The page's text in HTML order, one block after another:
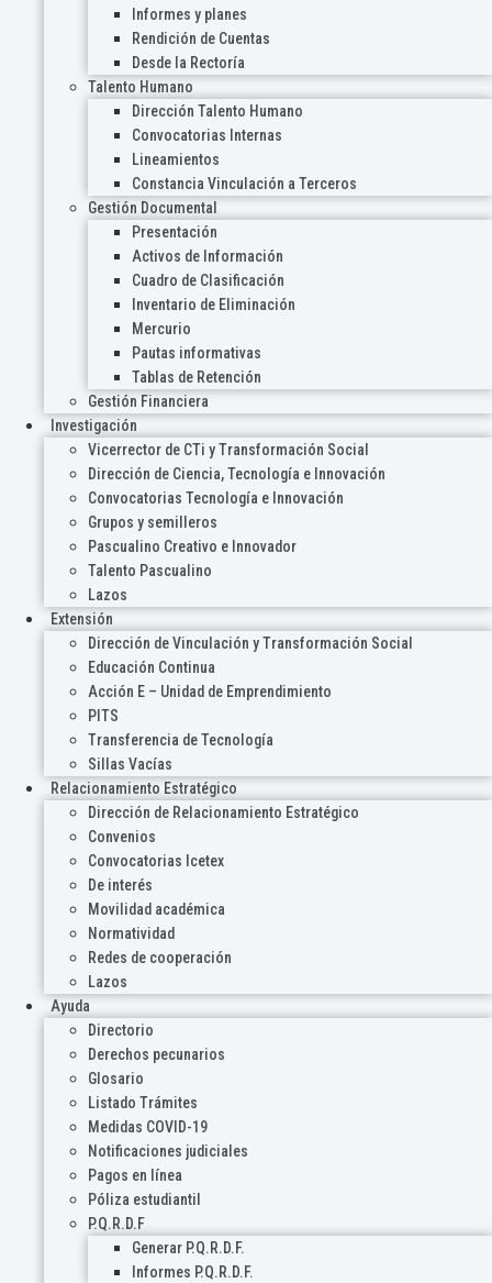
Informes y planes
Rendición de Cuentas
Desde la Rectoría
Talento Humano
Dirección Talento Humano
Convocatorias Internas
Lineamientos
Constancia Vinculación a Terceros
Gestión Documental
Presentación
Activos de Información
Cuadro de Clasificación
Inventario de Eliminación
Mercurio
Pautas informativas
Tablas de Retención
Gestión Financiera
Investigación
Vicerrector de CTi y Transformación Social
Dirección de Ciencia, Tecnología e Innovación
Convocatorias Tecnología e Innovación
Grupos y semilleros
Pascualino Creativo e Innovador
Talento Pascualino
Lazos
Extensión
Dirección de Vinculación y Transformación Social
Educación Continua
Acción E – Unidad de Emprendimiento
PITS
Transferencia de Tecnología
Sillas Vacías
Relacionamiento Estratégico
Dirección de Relacionamiento Estratégico
Convenios
Convocatorias Icetex
De interés
Movilidad académica
Normatividad
Redes de cooperación
Lazos
Ayuda
Directorio
Derechos pecunarios
Glosario
Listado Trámites
Medidas COVID-19
Notificaciones judiciales
Pagos en línea
Póliza estudiantil
P.Q.R.D.F
Generar P.Q.R.D.F.
Informes P.Q.R.D.F.